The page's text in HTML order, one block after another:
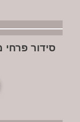
פרחי משי